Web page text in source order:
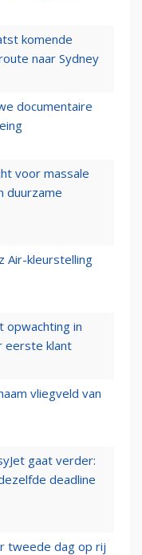
komende
naar Sydney
documentaire
voor massale
duurzame
Air-kleurstelling
opwachting in
eerste klant
vliegveld van
gaat verder:
deadline
tweede dag op rij